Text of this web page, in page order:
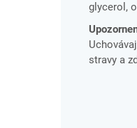
glycerol,
stravy a